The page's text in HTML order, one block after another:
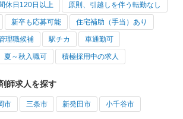
休日120日以上 原則、引越しを伴う転勤なし
新卒も応募可能 住宅補助（手当）あり
理職候補 駅チカ 車通勤可
夏～秋入職可 積極採用中の求人
師求人を探す
市 三条市 新発田市 小千谷市